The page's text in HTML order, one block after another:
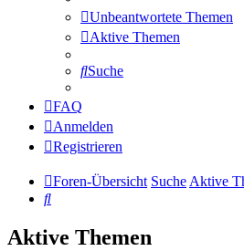
Unbeantwortete Themen
Aktive Themen
Suche
FAQ
Anmelden
Registrieren
Foren-Übersicht SucheAktive
Suche
Aktive Themen